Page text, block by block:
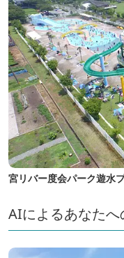
宮リバー度会パーク遊水
AIによるあなた